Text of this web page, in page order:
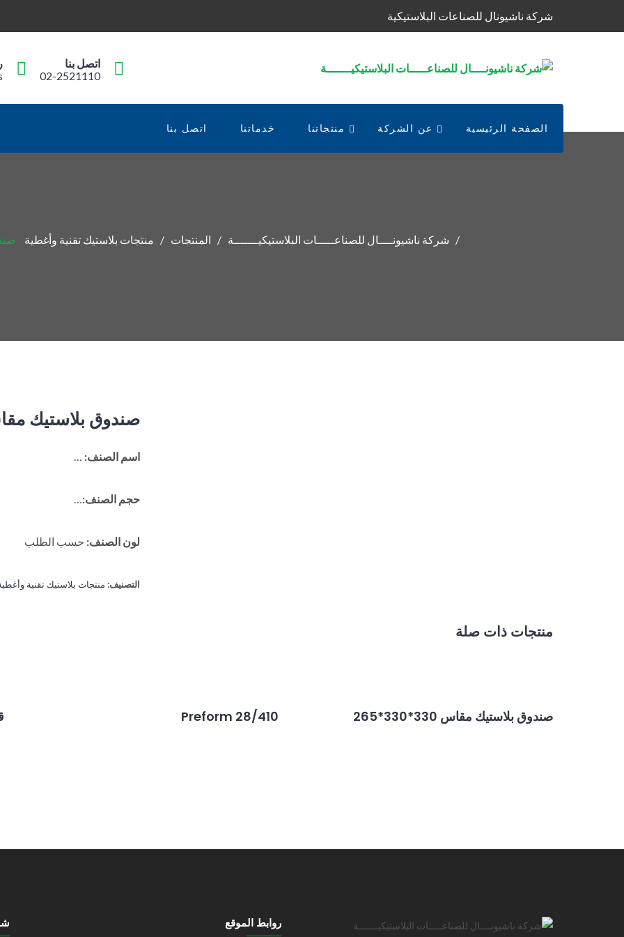
شركة ناشيونال للصناعات البلاستيكية
اتصل بنا
02-2521110
الصفحة الرئيسية عن الشركة منتجاتنا خدماتنا اتصل بنا
شركة ناشيونــــال للصناعـــــات البلاستيكيـــــــة المنتجات منتجات بلاستيك تقنية وأغطية
صندوق بلاستيك مقاس
اسم الصنف: …
حجم الصنف:…
لون الصنف: حسب الطلب
التصنيف: منتجات بلاستيك تقنية
منتجات ذات صلة
صندوق بلاستيك مقاس 330*330*265 Preform 28/410
روابط الموقع